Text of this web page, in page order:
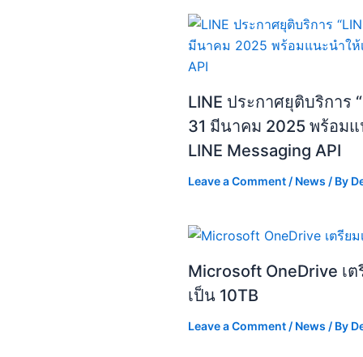
LINE ประกาศยุติบริการ
31 มีนาคม 2025 พร้อม
LINE Messaging API
Leave a Comment / News / By
Microsoft OneDrive เ
เป็น 10TB
Leave a Comment / News / By